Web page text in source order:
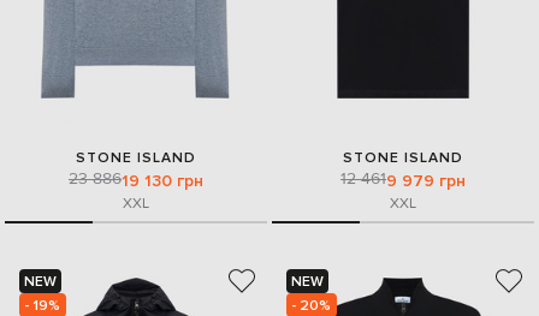
STONE ISLAND
23 88619 130 грн
XXL
STONE ISLAND
12 4619 979 грн
XXL
NEW
- 19%
NEW
- 20%